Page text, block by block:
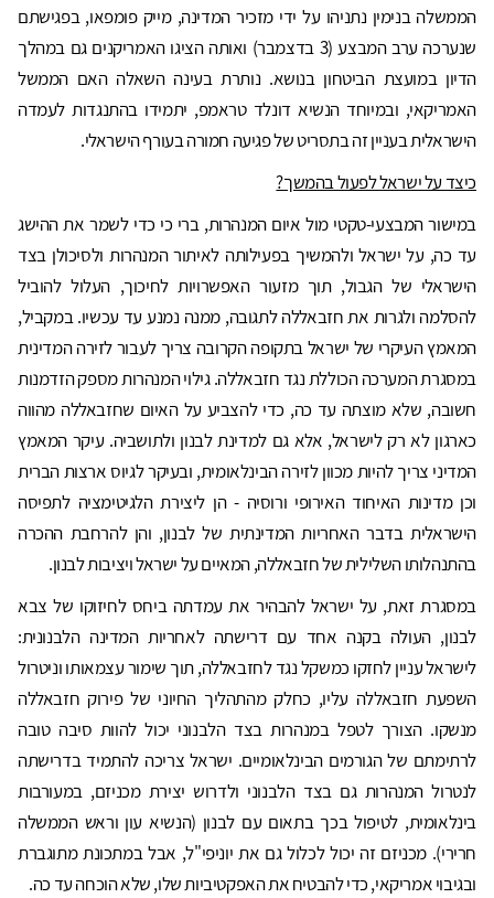
הממשלה בנימין נתניהו על ידי מזכיר המדינה, מייק פומפאו, בפגישתם
שנערכה ערב המבצע (3 בדצמבר) ואותה הציגו האמריקנים גם במהלך
הדיון במועצת הביטחון בנושא. נותרת בעינה השאלה האם הממשל
האמריקאי, ובמיוחד הנשיא דונלד טראמפ, יתמידו בהתנגדות לעמדה
הישראלית בעניין זה בתסריט של פגיעה חמורה בעורף הישראלי.
כיצד על ישראל לפעול בהמשך?
במישור המבצעי-טקטי מול איום המנהרות, ברי כי כדי לשמר את ההישג
עד כה, על ישראל ולהמשיך בפעילותה לאיתור המנהרות ולסיכולן בצד
הישראלי של הגבול, תוך מזעור האפשרויות לחיכוך, העלול להוביל
להסלמה ולגרות את חזבאללה לתגובה, ממנה נמנע עד עכשיו. במקביל,
המאמץ העיקרי של ישראל בתקופה הקרובה צריך לעבור לזירה המדינית
במסגרת המערכה הכוללת נגד חזבאללה. גילוי המנהרות מספק הזדמנות
חשובה, שלא מוצתה עד כה, כדי להצביע על האיום שחזבאללה מהווה
כארגון לא רק לישראל, אלא גם למדינת לבנון ולתושביה. עיקר המאמץ
המדיני צריך להיות מכוון לזירה הבינלאומית, ובעיקר לגיוס ארצות הברית
וכן מדינות האיחוד האירופי ורוסיה - הן ליצירת הלגיטימציה לתפיסה
הישראלית בדבר האחריות המדינתית של לבנון, והן להרחבת ההכרה
בהתנהלותו השלילית של חזבאללה, המאיים על ישראל ויציבות לבנון.
במסגרת זאת, על ישראל להבהיר את עמדתה ביחס לחיזוקו של צבא
לבנון, העולה בקנה אחד עם דרישתה לאחריות המדינה הלבנונית:
לישראל עניין לחזקו כמשקל נגד לחזבאללה, תוך שימור עצמאותו וניטרול
השפעת חזבאללה עליו, כחלק מהתהליך החיוני של פירוק חזבאללה
מנשקו. הצורך לטפל במנהרות בצד הלבנוני יכול להוות סיבה טובה
לרתימתם של הגורמים הבינלאומיים. ישראל צריכה להתמיד בדרישתה
לנטרול המנהרות גם בצד הלבנוני ולדרוש יצירת מכניזם, במעורבות
בינלאומית, לטיפול בכך בתאום עם לבנון (הנשיא עון וראש הממשלה
חרירי). מכניזם זה יכול לכלול גם את יוניפי"ל, אבל במתכונת מתוגברת
ובגיבוי אמריקאי, כדי להבטיח את האפקטיביות שלו, שלא הוכחה עד כה.